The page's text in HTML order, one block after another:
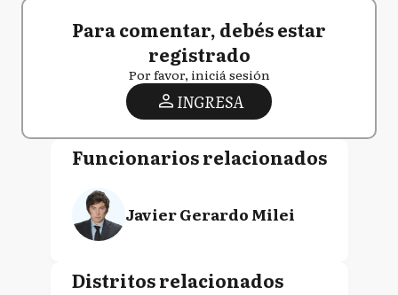
Para comentar, debés estar
registrado
Por favor, iniciá sesión
INGRESA
Funcionarios relacionados
Javier Gerardo Milei
Distritos relacionados